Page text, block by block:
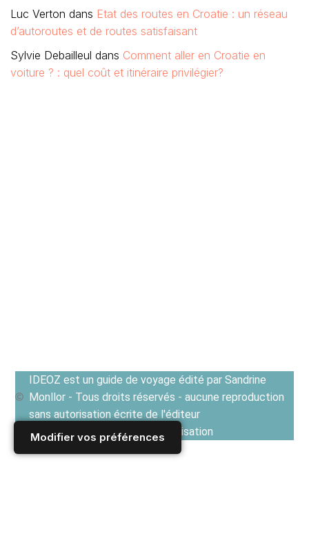
Modifier vos préférences
Luc Verton dans Etat des routes en Croatie : un réseau
d’autoroutes et de routes satisfaisant
Sylvie Debailleul dans Comment aller en Croatie en
voiture ? : quel coût et itinéraire privilégier?
IDEOZ est un guide de voyage édité par Sandrine
Monllor - Tous droits réservés - aucune reproduction
sans autorisation écrite de l'éditeur
Voir les Conditions générales d'utilisation